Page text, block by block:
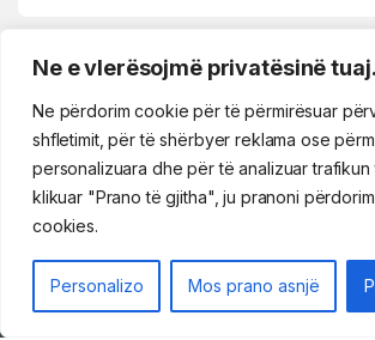
Ne e vlerësojmë privatësinë tuaj.
Ne përdorim cookie për të përmirësuar
shfletimit, për të shërbyer reklama ose
personalizuara dhe për të analizuar trafikun
klikuar "Prano të gjitha", ju pranoni
cookies.
Personalizo Mos prano asnjë
Na kontaktoni
069 73 48 717